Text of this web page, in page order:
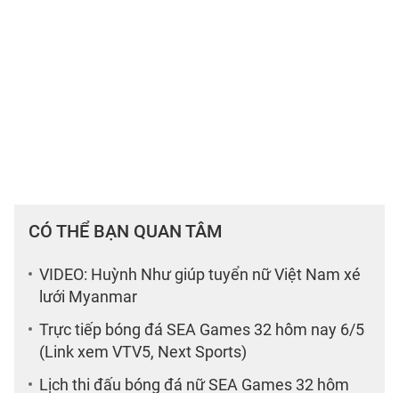
CÓ THỂ BẠN QUAN TÂM
VIDEO: Huỳnh Như giúp tuyển nữ Việt Nam xé
lưới Myanmar
Trực tiếp bóng đá SEA Games 32 hôm nay 6/5
(Link xem VTV5, Next Sports)
Lịch thi đấu bóng đá nữ SEA Games 32 hôm